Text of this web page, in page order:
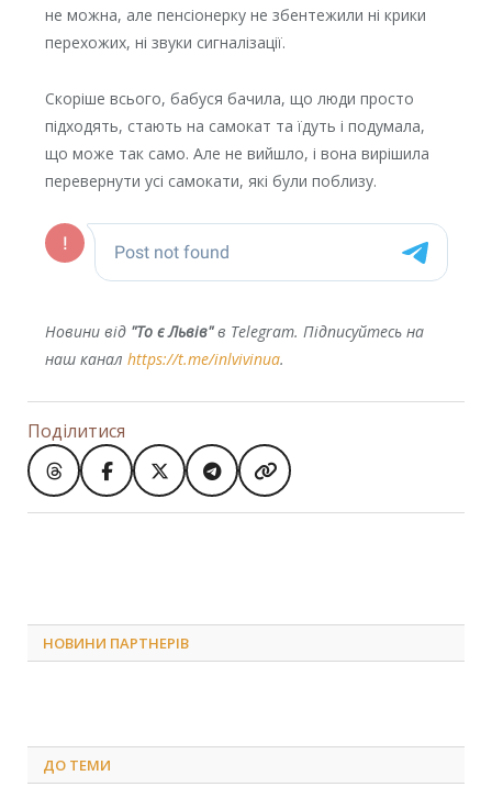
не можна, але пенсіонерку не збентежили ні крики
перехожих, ні звуки сигналізації.
Скоріше всього, бабуся бачила, що люди просто
підходять, стають на самокат та їдуть і подумала,
що може так само. Але не вийшло, і вона вирішила
перевернути усі самокати, які були поблизу.
Новини від "То є Львів"в Telegram. Підписуйтесь на
наш канал https://t.me/inlvivinua.
Поділитися
НОВИНИ ПАРТНЕРІВ
ДО ТЕМИ